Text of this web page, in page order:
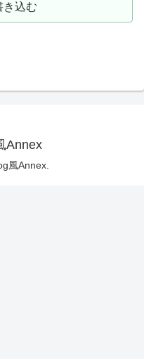
き込む
Annex
風Annex.